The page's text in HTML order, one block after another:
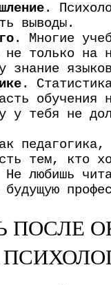
.
выводы.
. Многие
не только на
знание
.
обучения
у тебя не
тем, кто
любишь
ПОСЛЕ